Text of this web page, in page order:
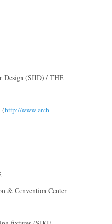
Design (SIID) / THE
(http://www.arch-
& Convention Center